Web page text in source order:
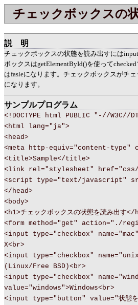
チェックボックスの
説明
チェックボックスの状態を読み出すには
ボックスはgetElementById()を使って
はfasleになります。チェックボックスがチ
になります。
サンプルプログラム
<!DOCTYPE html PUBLIC "-//
<html lang="ja">
<head>
<meta http-equiv="content-
<title>Sample</title>
<link rel="stylesheet"
<script type="text/javascript"
</head>
<body>
<h1>チェックボックスの状態を読み出す</
<form method="get" action="./
<input type="checkbox"
X<br>
<input type="checkbox"
(Linux/Free BSD)<br>
<input type="checkbox"
value="windows">Windows<br>
<input type="button" value="状態